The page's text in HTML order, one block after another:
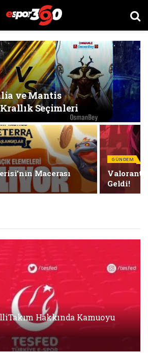
ve Mantis
Seçimleri
Macerası
GÜNDEM
Geldi!
Hakkında Kamuoyu